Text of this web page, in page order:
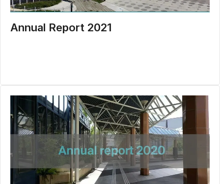
Annual Report 2021